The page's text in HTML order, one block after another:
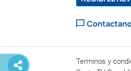
Terminos y